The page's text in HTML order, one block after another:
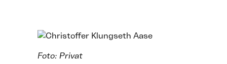
Foto: Privat